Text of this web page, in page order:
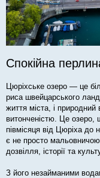
Спокійна
Цюріхське озеро — це
риса швейцарського
життя міста, і природний
витонченістю. Це озеро,
півмісяця від Цюріха до
є не просто
дозвілля, історії та
З його незайманими